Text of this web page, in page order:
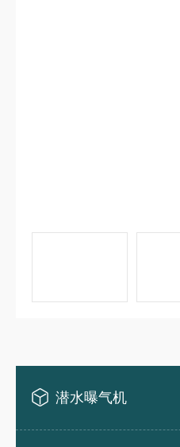
潜水曝气机